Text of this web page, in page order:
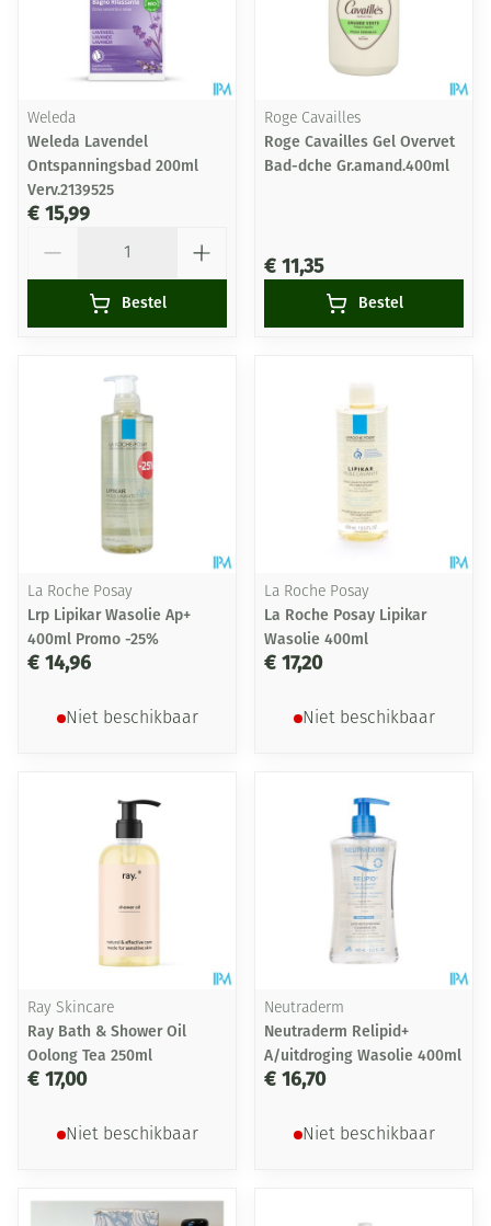
Weleda
Weleda Lavendel
Ontspanningsbad 200ml
Verv.2139525
€ 15,99
Bestel
Roge Cavailles
Roge Cavailles Gel Overvet
Bad-dche Gr.amand.400ml
€ 11,35
Bestel
La Roche Posay
Lrp Lipikar Wasolie Ap+
400ml Promo -25%
€ 14,96
Niet beschikbaar
La Roche Posay
La Roche Posay Lipikar
Wasolie 400ml
€ 17,20
Niet beschikbaar
Ray Skincare
Ray Bath & Shower Oil
Oolong Tea 250ml
€ 17,00
Niet beschikbaar
Neutraderm
Neutraderm Relipid+
A/uitdroging Wasolie 400ml
€ 16,70
Niet beschikbaar